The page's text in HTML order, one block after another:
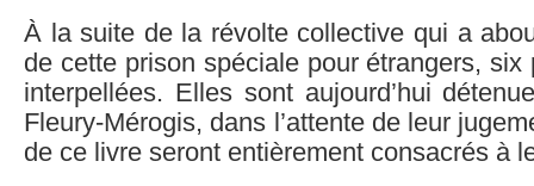
À la suite de la révolte collective qui a
de cette prison spéciale pour étrangers, six
interpellées. Elles sont aujourd’hui
Fleury-Mérogis, dans l’attente de leur
de ce livre seront entièrement consacrés à